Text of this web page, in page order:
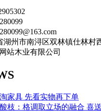
湖州市南浔区双林镇仕林村
站木业有限公司
家具 先看实物再下单
枝：格调取立场的融合 喜